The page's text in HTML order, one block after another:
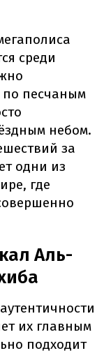
среди
по песчаным
небом.
за
одни из
где
Аль-
их главным
подходит